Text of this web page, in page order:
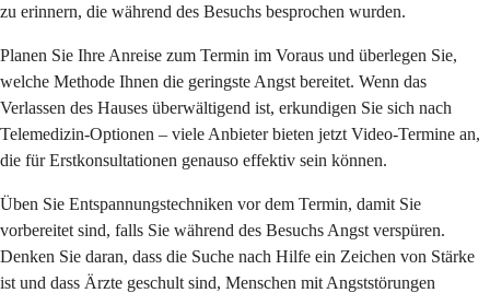
zu erinnern, die während des Besuchs besprochen wurden.
Planen Sie Ihre Anreise zum Termin im Voraus und überlegen Sie,
welche Methode Ihnen die geringste Angst bereitet. Wenn das
Verlassen des Hauses überwältigend ist, erkundigen Sie sich nach
Telemedizin-Optionen – viele Anbieter bieten jetzt Video-Termine an,
die für Erstkonsultationen genauso effektiv sein können.
Üben Sie Entspannungstechniken vor dem Termin, damit Sie
vorbereitet sind, falls Sie während des Besuchs Angst verspüren.
Denken Sie daran, dass die Suche nach Hilfe ein Zeichen von Stärke
ist und dass Ärzte geschult sind, Menschen mit Angststörungen